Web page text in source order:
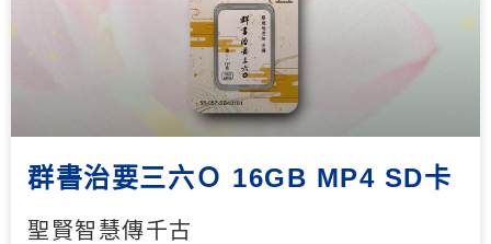
群書治要三六Ｏ 16GB MP4 SD卡
聖賢智慧傳千古